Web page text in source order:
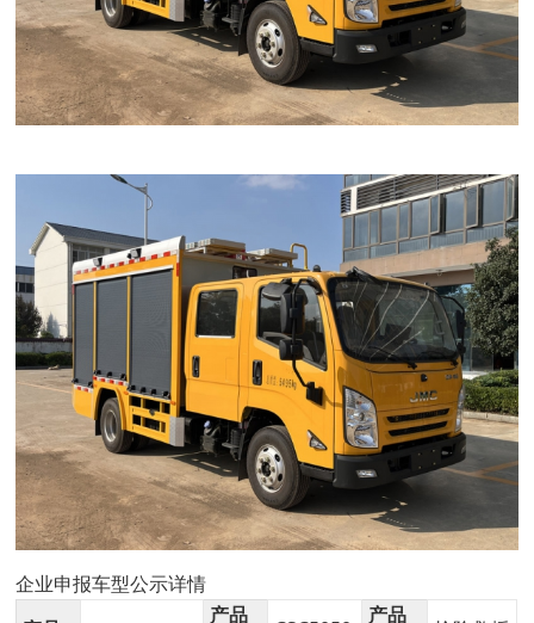
企业申报车型公示详情
产品
产品